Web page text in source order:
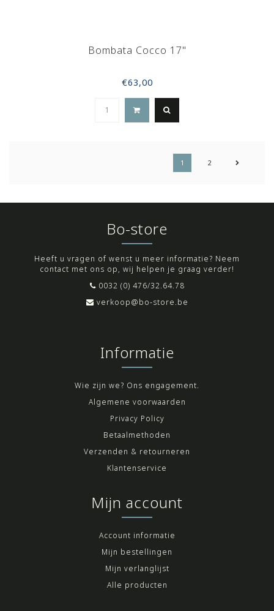
Bombata Cocco 17"
€63,00
1 2
Bo-store
Heeft u vragen of wenst u meer informatie? Neem
contact met ons op, wij helpen je graag verder!
0032 (0) 476/32.64.78
verkoop@bo-store.be
Informatie
Wie zijn we? Ons engagement.
Algemene voorwaarden
Privacy Policy
Betaalmethoden
Verzenden & retourneren
Klantenservice
Mijn account
Account informatie
Mijn bestellingen
Mijn verlanglijst
Alle producten